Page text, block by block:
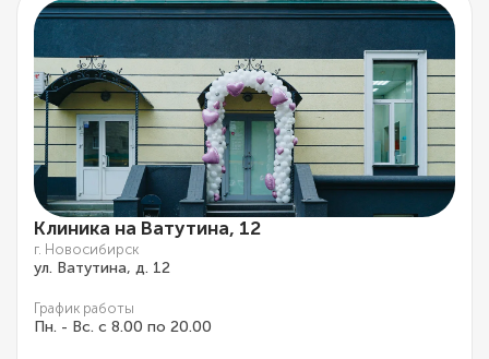
Клиника на Ватутина, 12
г. Новосибирск
ул. Ватутина, д. 12
График работы
Пн. - Вс. с 8.00 по 20.00